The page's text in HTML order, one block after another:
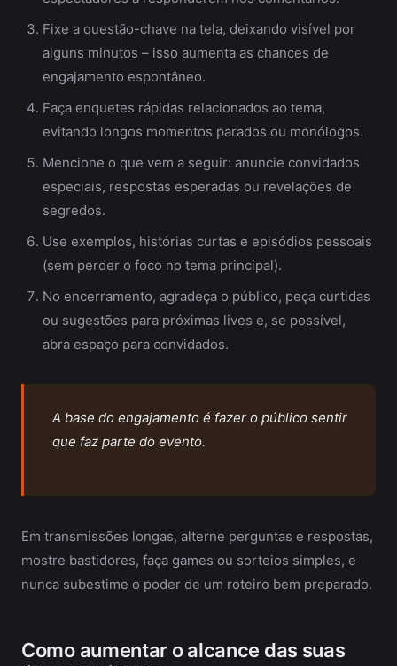
Fixe a questão-chave na tela, deixando visível por
alguns minutos – isso aumenta as chances de
engajamento espontâneo.
Faça enquetes rápidas relacionados ao tema,
evitando longos momentos parados ou monólogos.
Mencione o que vem a seguir: anuncie convidados
especiais, respostas esperadas ou revelações de
segredos.
Use exemplos, histórias curtas e episódios pessoais
(sem perder o foco no tema principal).
No encerramento, agradeça o público, peça curtidas
ou sugestões para próximas lives e, se possível,
abra espaço para convidados.
A base do engajamento é fazer o público sentir
que faz parte do evento.
Em transmissões longas, alterne perguntas e respostas,
mostre bastidores, faça games ou sorteios simples, e
nunca subestime o poder de um roteiro bem preparado.
Como aumentar o alcance das suas